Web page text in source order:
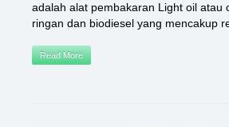
adalah alat pembakaran Light oil atau
ringan dan biodiesel yang mencakup
Read More